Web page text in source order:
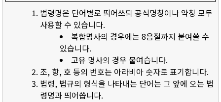
법령명은 단어별로 띄어쓰되 공식명칭이나 약칭 모두
사용할 수 있습니다.
복합명사의 경우에는 8음절까지 붙여쓸 수
있습니다.
고유 명사의 경우 붙여습니다.
조, 항, 호 등의 번호는 아라비아 숫자로 표기합니다.
법령, 법규의 형식을 나타내는 단어는 그 앞에 오는 법
령명과 띄어씁니다.